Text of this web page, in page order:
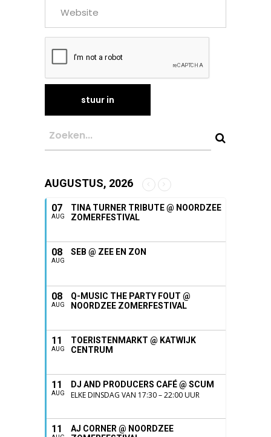
AUGUSTUS, 2026
07
AUG
TINA TURNER TRIBUTE @ NOORDZEE
ZOMERFESTIVAL
08
AUG
SEB @ ZEE EN ZON
08
AUG
Q-MUSIC THE PARTY FOUT @
NOORDZEE ZOMERFESTIVAL
11
AUG
TOERISTENMARKT @ KATWIJK
CENTRUM
11
AUG
DJ AND PRODUCERS CAFÉ @ SCUM
ELKE DINSDAG VAN 17:30 – 22:00 UUR
11
AJ CORNER @ NOORDZEE